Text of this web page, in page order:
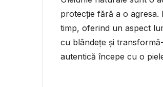
protecție fără a o agresa.
timp, oferind un aspect
cu blândețe și
autentică începe cu o